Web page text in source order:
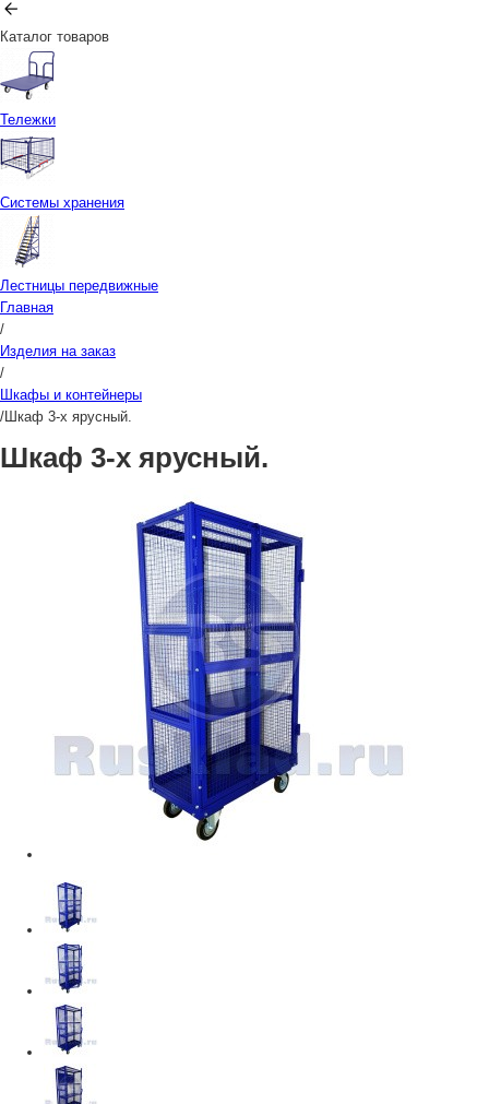
Каталог товаров
Тележки
Системы хранения
Лестницы передвижные
Главная
/
Изделия на заказ
/
Шкафы и контейнеры
/Шкаф 3-х ярусный.
Шкаф 3-х ярусный.